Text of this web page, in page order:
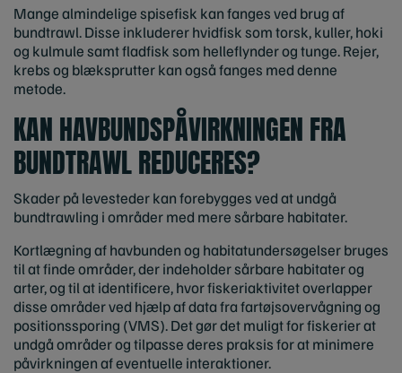
Mange almindelige spisefisk kan fanges ved brug af
bundtrawl. Disse inkluderer hvidfisk som torsk, kuller, hoki
og kulmule samt fladfisk som helleflynder og tunge. Rejer,
krebs og blæksprutter kan også fanges med denne
metode.
KAN HAVBUNDSPÅVIRKNINGEN FRA
BUNDTRAWL REDUCERES?
Skader på levesteder kan forebygges ved at undgå
bundtrawling i områder med mere sårbare habitater.
Kortlægning af havbunden og habitatundersøgelser bruges
til at finde områder, der indeholder sårbare habitater og
arter, og til at identificere, hvor fiskeriaktivitet overlapper
disse områder ved hjælp af data fra fartøjsovervågning og
positionssporing (VMS). Det gør det muligt for fiskerier at
undgå områder og tilpasse deres praksis for at minimere
påvirkningen af eventuelle interaktioner.